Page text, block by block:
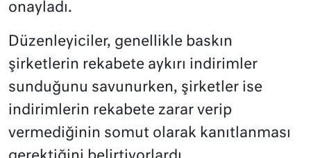
onayladı.
Düzenleyiciler, genellikle baskın
şirketlerin rekabete aykırı indirimler
sunduğunu savunurken, şirketler ise
indirimlerin rekabete zarar verip
vermediğinin somut olarak kanıtlanması